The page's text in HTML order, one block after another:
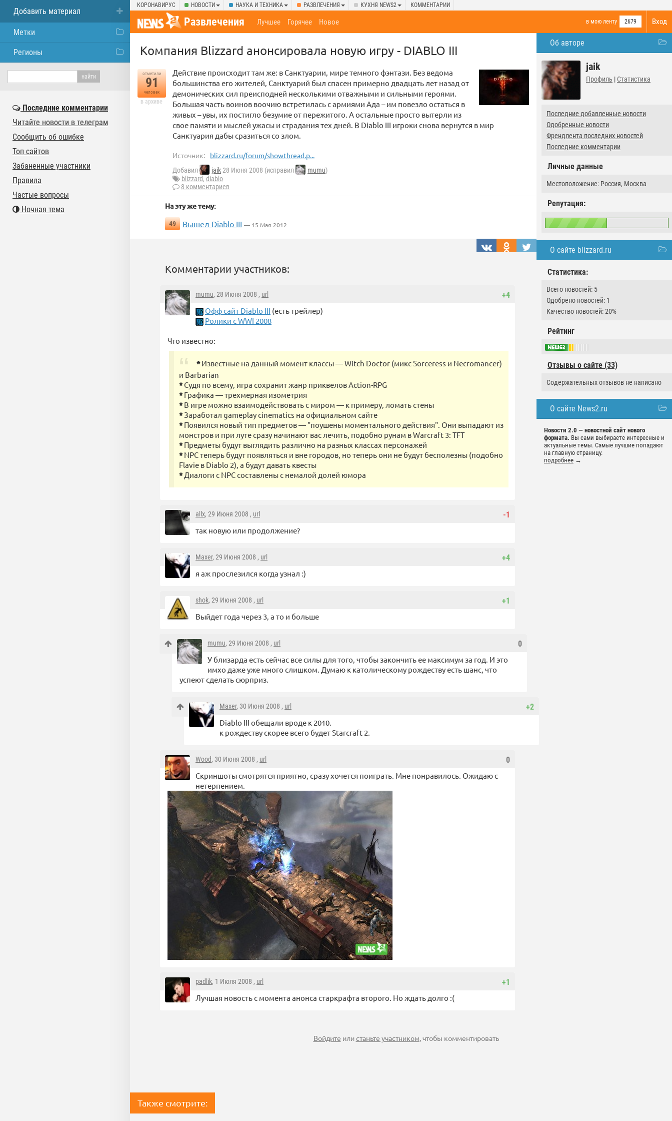
КОРОНАВИРУС НОВОСТИ НАУКА И ТЕХНИКА РАЗВЛЕЧЕНИЯ КУХНЯ NEWS2 КОММЕНТАРИИ
Вход
Развлечения в мою ленту 2679
Лучшее Горячее Новое
Об авторе
jaik
Профиль | Статистика
Последние добавленные новости
Одобренные новости
Френдлента последних новостей
Последние комментарии
Личные данные
Местоположение: Россия, Москва
Репутация:
О сайте blizzard.ru
Статистика:
Всего новостей: 5
Одобрено новостей: 1
Качество новостей: 20%
Рейтинг
Отзывы о сайте (33)
Содержательных отзывов не написано
О сайте News2.ru
Новости 2.0 — новостной сайт нового
формата. Вы сами выбираете интересные и
актуальные темы. Самые лучшие попадают
на главную страницу.
подробнее →
Компания Blizzard анонсировала новую игру - DIABLO III
отметили
91
человек
в архиве
Действие происходит там же: в Санктуарии, мире темного фэнтази. Без ведома
большинства его жителей, Санктуарий был спасен примерно двадцать лет назад от
демонических сил преисподней несколькими отважными и сильными героями.
Большая часть воинов воочию встретилась с армиями Ада – им повезло остаться в
живых – увы, их постигло безумие от пережитого. А остальные просто вытерли из
свое памяти и мыслей ужасы и страдания тех дней. В Diablo III игроки снова вернутся в мир
Санктуария дабы сразиться со злом.
Источник: blizzard.ru/forum/showthread.p...
Добавил jaik28 Июня 2008 (исправил mumu)
blizzard, diablo
8 комментариев
На эту же тему:
49 Вышел Diablo III — 15 Мая 2012
Комментарии участников:
+4
mumu, 28 Июня 2008 , url
Офф сайт Diablo III (есть трейлер)
Ролики с WWI 2008
Что известно:
*Известные на данный момент классы — Witch Doctor (микс Sorceress и Necromancer)
и Barbarian
*Судя по всему, игра сохранит жанр приквелов Action-RPG
*Графика — трехмерная изометрия
*В игре можно взаимодействовать с миром — к примеру, ломать стены
*Заработал gameplay cinematics на официальном сайте
*Появился новый тип предметов — "поушены моментального действия". Они выпадают из
монстров и при луте сразу начинают вас лечить, подобно рунам в Warcraft 3: TFT
*Предметы будут выглядить различно на разных классах персонажей
*NPC теперь будут появляться и вне городов, но теперь они не будут бесполезны (подобно
Flavie в Diablo 2), а будут давать квесты
*Диалоги с NPC составлены с немалой долей юмора
-1
allx, 29 Июня 2008 , url
так новую или продолжение?
+4
Maxer, 29 Июня 2008 , url
я аж прослезился когда узнал :)
+1
shok, 29 Июня 2008 , url
Выйдет года через 3, а то и больше
0
mumu, 29 Июня 2008 , url
У близарда есть сейчас все силы для того, чтобы закончить ее максимум за год. И это
имхо даже уже много слишком. Думаю к католическому рождеству есть шанс, что
успеют сделать сюрприз.
+2
Maxer, 30 Июня 2008 , url
Diablo III обещали вроде к 2010.
к рождеству скорее всего будет Starcraft 2.
0
Wood, 30 Июня 2008 , url
Скриншоты смотрятся приятно, сразу хочется поиграть. Мне понравилось. Ожидаю с
нетерпением.
+1
padlik, 1 Июля 2008 , url
Лучшая новость с момента анонса старкрафта второго. Но ждать долго :(
Войдите илистаньте участником, чтобы комментировать
Также смотрите:
Добавить материал
Метки
Регионы
Последние комментарии
Читайте новости в телеграм
Сообщить об ошибке
Топ сайтов
Забаненные участники
Правила
Частые вопросы
Ночная тема